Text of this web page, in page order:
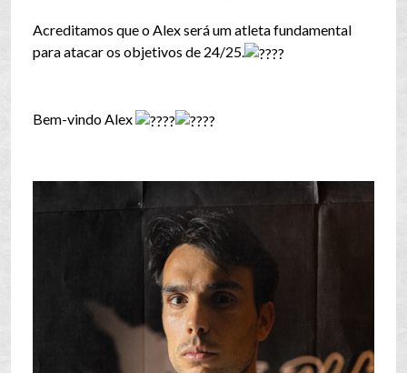
Acreditamos que o Alex será um atleta fundamental
para atacar os objetivos de 24/25.
Bem-vindo Alex